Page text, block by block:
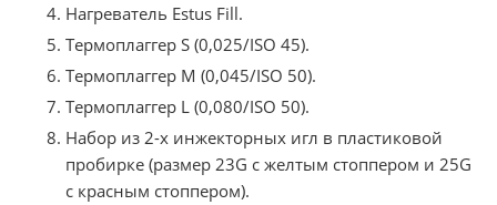
Нагреватель Estus Fill.
Термоплаггер S (0,025/ISO 45).
Термоплаггер M (0,045/ISO 50).
Термоплаггер L (0,080/ISO 50).
Набор из 2-х инжекторных игл в пластиковой
пробирке (размер 23G с желтым стоппером и 25G
с красным стоппером).